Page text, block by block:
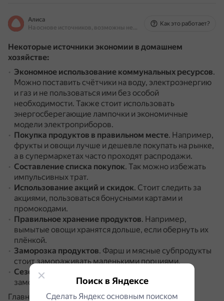
Алиса
На основе источников, возможны неточности
Как это работает?
Некоторые источники экономии в домашнем
хозяйстве:
Экономное использование коммунальных ресурсов.
Можно поставить счётчики на воду, электроэнергию
и газ и не пользоваться ими без особой
необходимости. Также стоит использовать
энергосберегающие лампочки и экономичные
модели электроприборов.
Покупка продуктов в правильном месте. Например,
фрукты и овощи лучше и дешевле покупать на рынке,
а в супермаркетах часто проходят распродажи.
Составление списка покупок. Так можно избежать
импульсивных трат.
Использование акций и скидок. Стоит следить за
акциями, пользоваться бонусными картами и
промокодами.
Правильное хранение продуктов. Например,
вымытые овощи хранятся дольше, если обернуть их
плёнкой.
Заморозка продуктов. Фарш и мясные субпродукты
стоит замораживать маленькими порциями.
Сезонные заготовки
замораживать овощи, сушить зелень для супов.
Главное правило экономии — трать меньше, чем
Поиск в Яндексе
Сделать Яндекс основным поиском